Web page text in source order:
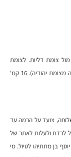
צומת דליות. לצומת
דליות נוח להגיע דרך צומת מעלה גמלא (3 קמ' דרום מזרחה מצומת יהודיה). 16 קמ'
צועד על הרמה עד
לרדת ולעלות לאתר של
בן מתתיהו לטיול. מי